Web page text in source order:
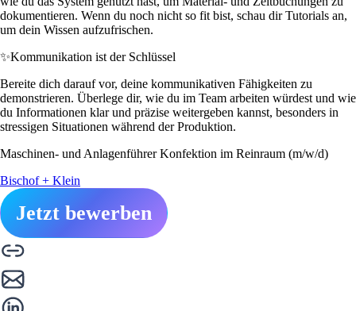
dokumentieren. Wenn du noch nicht so fit bist, schau dir Tutorials an,
um dein Wissen aufzufrischen.
✨Kommunikation ist der Schlüssel
Bereite dich darauf vor, deine kommunikativen Fähigkeiten zu
demonstrieren. Überlege dir, wie du im Team arbeiten würdest und wie
du Informationen klar und präzise weitergeben kannst, besonders in
stressigen Situationen während der Produktion.
Maschinen- und Anlagenführer Konfektion im Reinraum (m/w/d)
Bischof + Klein
Jetzt bewerben